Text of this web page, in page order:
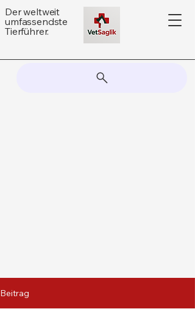
Der weltweit
umfassendste
Tierführer.
Beitrag